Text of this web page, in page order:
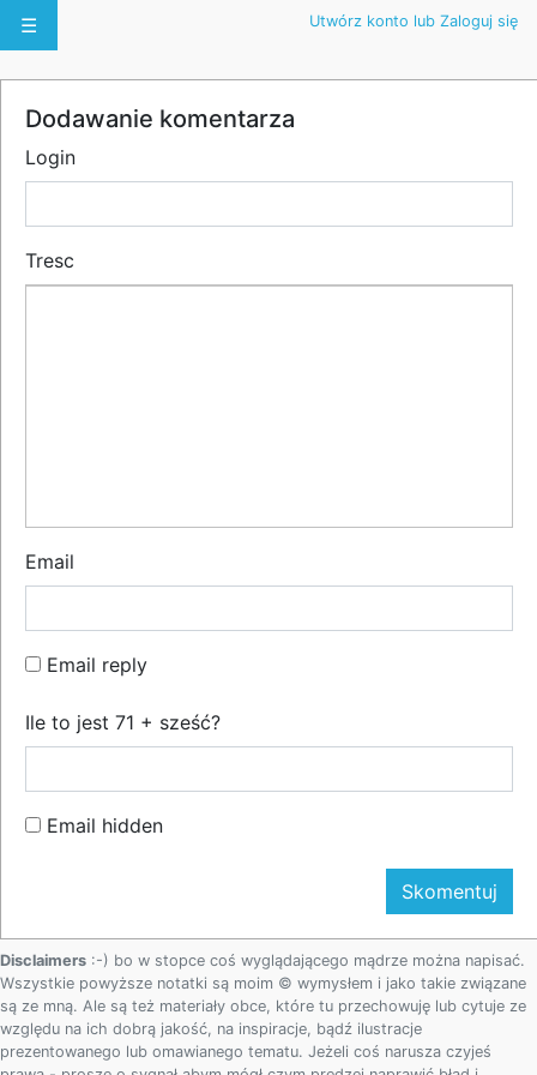
☰ Utwórz konto lub Zaloguj się
Dodawanie komentarza
Login
Tresc
Email
Email reply
Ile to jest 71 + sześć?
Email hidden
Disclaimers :-) bo w stopce coś wyglądającego mądrze można napisać.
Wszystkie powyższe notatki są moim © wymysłem i jako takie związane
są ze mną. Ale są też materiały obce, które tu przechowuję lub cytuje ze
względu na ich dobrą jakość, na inspiracje, bądź ilustracje
prezentowanego lub omawianego tematu. Jeżeli coś narusza czyjeś